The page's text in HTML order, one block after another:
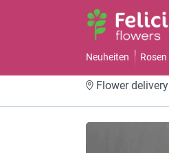
Neuheiten Rosen
Flower delivery